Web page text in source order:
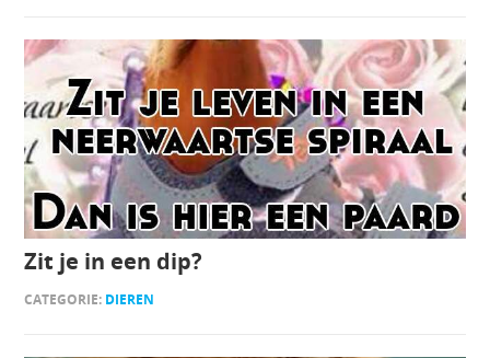
Zit je in een dip?
CATEGORIE: DIEREN